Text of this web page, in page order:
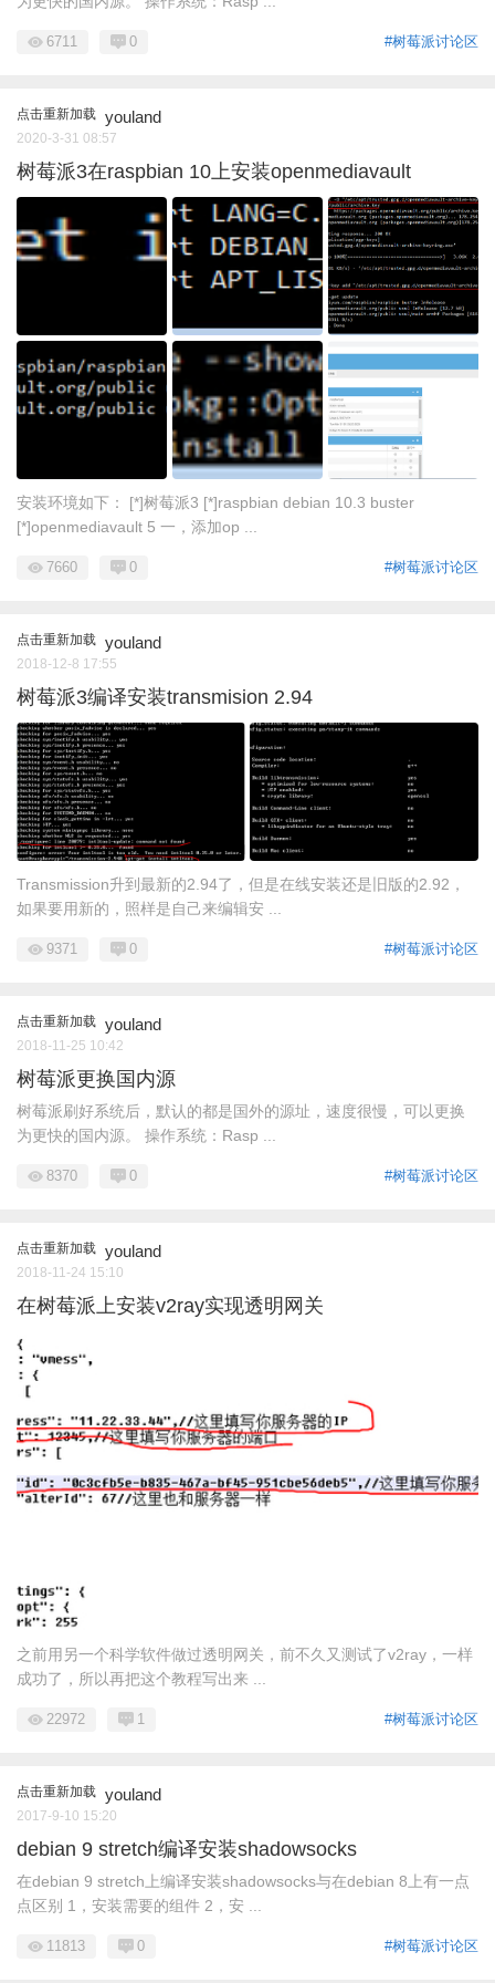
#树莓派讨论区
6711 0
点击重新加载 youland
2020-3-31 08:57
树莓派3在raspbian 10上安装openmediavault
安装环境如下： [*]树莓派3 [*]raspbian debian 10.3 buster
[*]openmediavault 5 一，添加op ...
#树莓派讨论区
7660 0
点击重新加载 youland
2018-12-8 17:55
树莓派3编译安装transmision 2.94
Transmission升到最新的2.94了，但是在线安装还是旧版的2.92，
如果要用新的，照样是自己来编辑安 ...
#树莓派讨论区
9371 0
点击重新加载 youland
2018-11-25 10:42
树莓派更换国内源
树莓派刷好系统后，默认的都是国外的源址，速度很慢，可以更换
为更快的国内源。 操作系统：Rasp ...
#树莓派讨论区
8370 0
点击重新加载 youland
2018-11-24 15:10
在树莓派上安装v2ray实现透明网关
之前用另一个科学软件做过透明网关，前不久又测试了v2ray，一样
成功了，所以再把这个教程写出来 ...
#树莓派讨论区
22972 1
点击重新加载 youland
2017-9-10 15:20
debian 9 stretch编译安装shadowsocks
在debian 9 stretch上编译安装shadowsocks与在debian 8上有一点
点区别 1，安装需要的组件 2，安 ...
#树莓派讨论区
11813 0